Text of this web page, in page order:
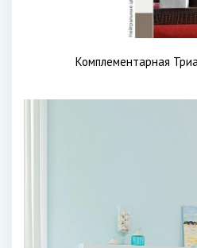
Комплементарная